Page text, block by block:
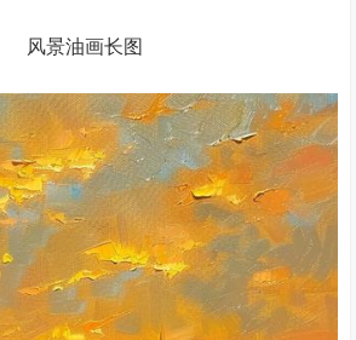
风景油画长图